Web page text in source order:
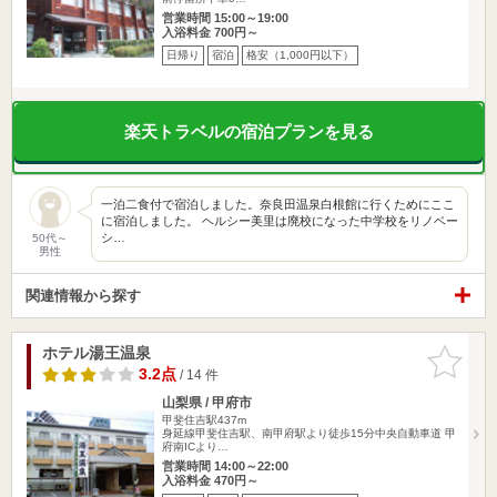
営業時間 15:00～19:00
入浴料金 700円～
日帰り 宿泊 格安（1,000円以下）
楽天トラベルの宿泊プランを見る
50代～
男性
一泊二食付で宿泊しました。奈良田温泉白根館に行くためにここ
に宿泊しました。 ヘルシー美里は廃校になった中学校をリノベー
シ…
関連情報から探す
お気に入
りに追加
ホテル湯王温泉
3.2点/ 14 件
山梨県 / 甲府市
甲斐住吉駅437m
身延線甲斐住吉駅、南甲府駅より徒歩15分中央自動車道 甲
府南ICより…
営業時間 14:00～22:00
入浴料金 470円～